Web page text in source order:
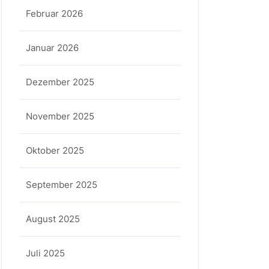
Februar 2026
Januar 2026
Dezember 2025
November 2025
Oktober 2025
September 2025
August 2025
Juli 2025